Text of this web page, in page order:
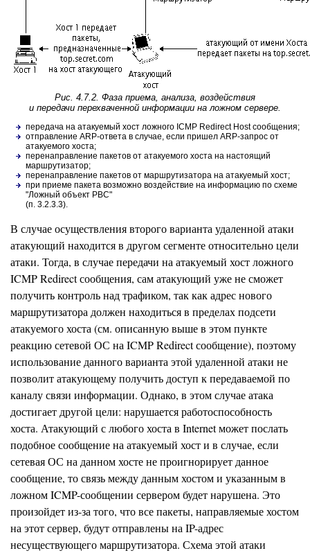
Рис. 4.7.2. Фаза приема, анализа, воздействия
и передачи перехваченной информации на ложном сервере.
передача на атакуемый хост ложного ICMP Redirect Host сообщения;
отправление ARP-ответа в случае, если пришел ARP-запpос от
атакуемого хоста;
перенаправление пакетов от атакуемого хоста на настоящий
маршрутизатор;
перенаправление пакетов от маршрутизатора на атакуемый хост;
при приеме пакета возможно воздействие на информацию по схеме
"Ложный объект РВС"
(п. 3.2.3.3).
В случае осуществления второго варианта удаленной атаки
атакующий находится в другом сегменте относительно цели
атаки. Тогда, в случае передачи на атакуемый хост ложного
ICMP Redirect сообщения, сам атакующий уже не сможет
получить контроль над трафиком, так как адрес нового
маршрутизатора должен находиться в пределах подсети
атакуемого хоста (см. описанную выше в этом пункте
реакцию сетевой ОС на ICMP Redirect сообщение), поэтому
использование данного варианта этой удаленной атаки не
позволит атакующему получить доступ к передаваемой по
каналу связи информации. Однако, в этом случае атака
достигает другой цели: нарушается работоспособность
хоста. Атакующий с любого хоста в Internet может послать
подобное сообщение на атакуемый хост и в случае, если
сетевая ОС на данном хосте не проигнорирует данное
сообщение, то связь между данным хостом и указанным в
ложном ICMP-сообщении сервером будет нарушена. Это
произойдет из-за того, что все пакеты, направляемые хостом
на этот сервер, будут отправлены на IP-адрес
несуществующего маршрутизатора. Схема этой атаки